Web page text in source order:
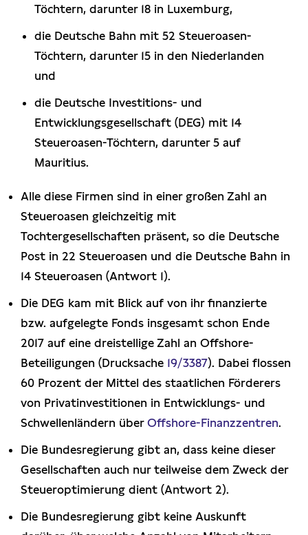
Töchtern, darunter 18 in Luxemburg,
die Deutsche Bahn mit 52 Steueroasen-
Töchtern, darunter 15 in den Niederlanden
und
die Deutsche Investitions- und
Entwicklungsgesellschaft (DEG) mit 14
Steueroasen-Töchtern, darunter 5 auf
Mauritius.
Alle diese Firmen sind in einer großen Zahl an
Steueroasen gleichzeitig mit
Tochtergesellschaften präsent, so die Deutsche
Post in 22 Steueroasen und die Deutsche Bahn in
14 Steueroasen (Antwort 1).
Die DEG kam mit Blick auf von ihr finanzierte
bzw. aufgelegte Fonds insgesamt schon Ende
2017 auf eine dreistellige Zahl an Offshore-
Beteiligungen (Drucksache 19/3387). Dabei flossen
60 Prozent der Mittel des staatlichen Förderers
von Privatinvestitionen in Entwicklungs- und
Schwellenländern über Offshore-Finanzzentren.
Die Bundesregierung gibt an, dass keine dieser
Gesellschaften auch nur teilweise dem Zweck der
Steueroptimierung dient (Antwort 2).
Die Bundesregierung gibt keine Auskunft